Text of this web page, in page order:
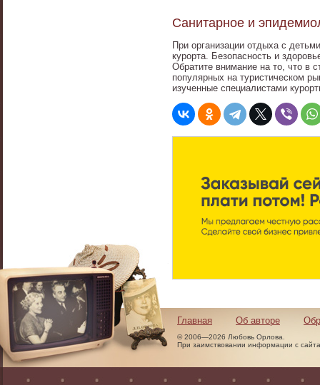
Санитарное и
При организации отдыха с
курорта. Безопасность и
Обратите внимание на то, что в
популярных на туристическом
изученные специалистами
Главная Об авторе
© 2006—2026 Любовь Орлова.
При заимствовании информации с